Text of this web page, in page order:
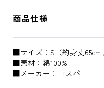
商品仕様
■サイズ：S（約身丈65cm
■素材：綿100%
■メーカー：コスパ